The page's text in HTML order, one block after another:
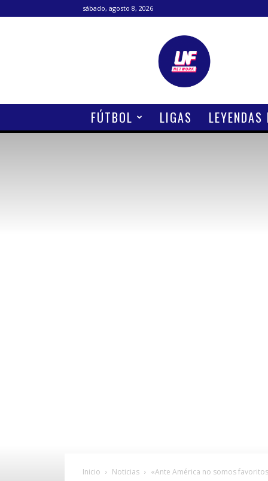
sábado, agosto 8, 2026
Lanetafutbolera
FÚTBOL LIGAS
Inicio Noticias «Ante América no somos